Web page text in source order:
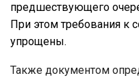
предшествующего
При этом требования к
упрощены.
Также документом